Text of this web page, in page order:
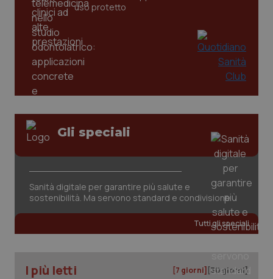
uso protetto
Gli speciali
Sanità digitale per garantire più salute e
sostenibilità. Ma servono standard e condivisione
Tutti gli speciali
I più letti [7 giorni] [30 giorni]
_ga
.quotidianosanita.it